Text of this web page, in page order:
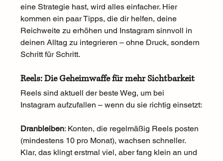
eine Strategie hast, wird alles einfacher. Hier
kommen ein paar Tipps, die dir helfen, deine
Reichweite zu erhöhen und Instagram sinnvoll in
deinen Alltag zu integrieren – ohne Druck, sondern
Schritt für Schritt.
Reels: Die Geheimwaffe für mehr Sichtbarkeit
Reels sind aktuell der beste Weg, um bei
Instagram aufzufallen – wenn du sie richtig einsetzt:
Dranbleiben: Konten, die regelmäßig Reels posten
(mindestens 10 pro Monat), wachsen schneller.
Klar, das klingt erstmal viel, aber fang klein an und